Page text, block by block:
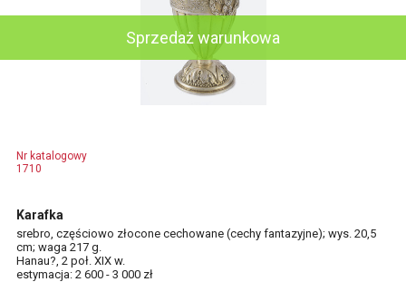
Sprzedaż warunkowa
Nr katalogowy
1710
Karafka
srebro, częściowo złocone cechowane (cechy fantazyjne); wys. 20,5
cm; waga 217 g.
Hanau?, 2 poł. XIX w.
estymacja: 2 600 - 3 000 zł